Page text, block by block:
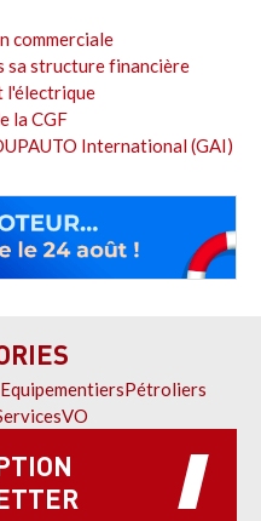
commerciale
sa structure financière
l'électrique
la CGF
International (GAI)
EquipementiersPétroliers
VO